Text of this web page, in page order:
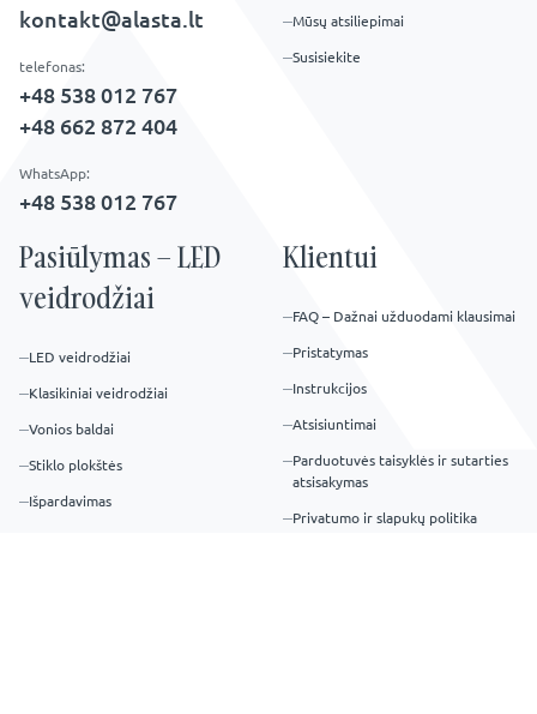
Mūsų atsiliepimai
Susisiekite
Pasiūlymas – LED
veidrodžiai
LED veidrodžiai
Klasikiniai veidrodžiai
Vonios baldai
Stiklo plokštės
Išpardavimas
Klientui
FAQ – Dažnai užduodami klausimai
Pristatymas
Instrukcijos
Atsisiuntimai
Parduotuvės taisyklės ir sutarties
atsisakymas
Privatumo ir slapukų politika
kontakt@alasta.lt
telefonas:
+48 538 012 767
+48 662 872 404
WhatsApp:
+48 538 012 767